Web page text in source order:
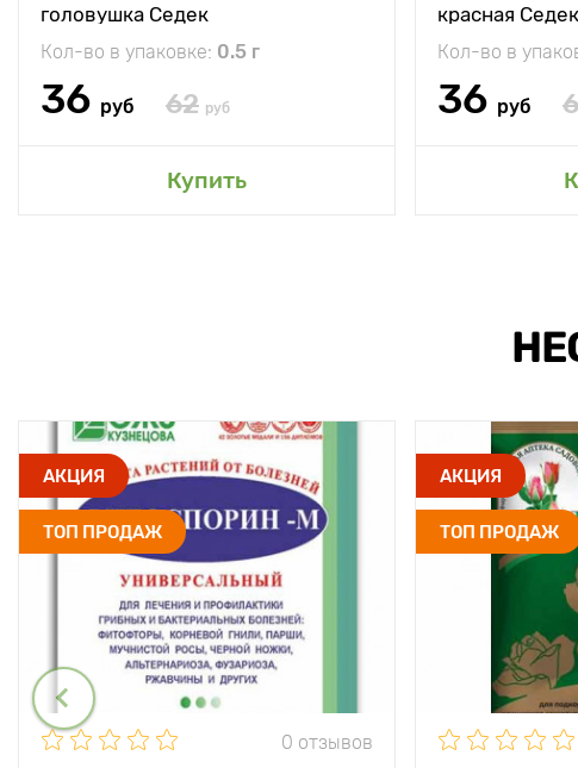
головушка Седек
Кол-во в упаковке: 0.5 г
36 руб 62 руб
Купить
красная Седек
Кол-во в
36 руб
АКЦИЯ
ТОП ПРОДАЖ
0 отзывов
АКЦИЯ
ТОП ПРОДАЖ